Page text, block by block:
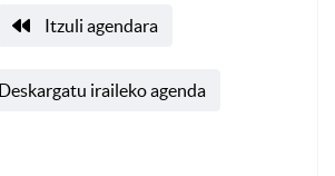
Itzuli agendara
Deskargatu iraileko agenda